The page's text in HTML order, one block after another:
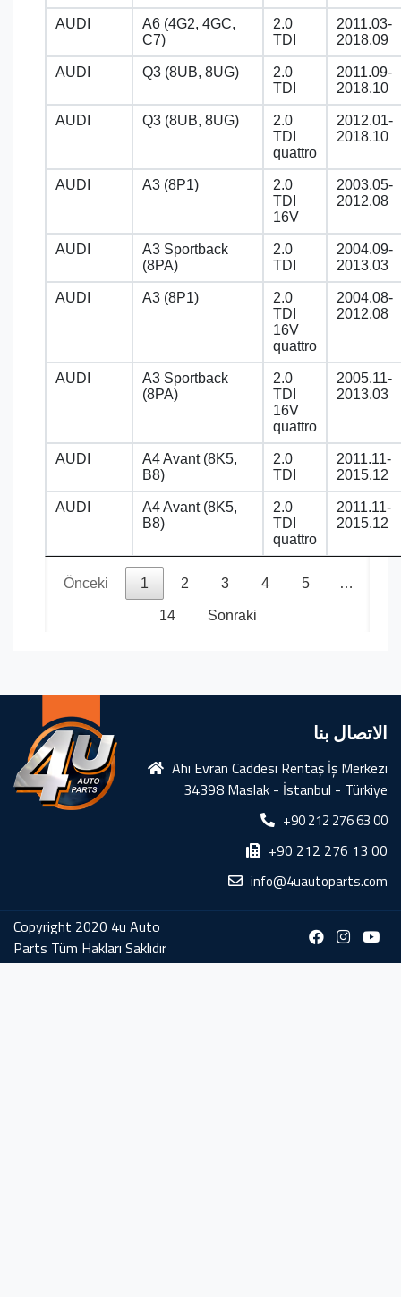
AUDI
A6 (4G2, 4GC,
C7)
2.0
TDI
2011.03-
2018.09
AUDI Q3 (8UB, 8UG)
2.0
TDI
2011.09-
2018.10
AUDI Q3 (8UB, 8UG)
2.0
TDI
quattro
2012.01-
2018.10
AUDI A3 (8P1)
2.0
TDI
16V
2003.05-
2012.08
AUDI
A3 Sportback
(8PA)
2.0
TDI
2004.09-
2013.03
AUDI A3 (8P1)
2.0
TDI
16V
quattro
2004.08-
2012.08
AUDI
A3 Sportback
(8PA)
2.0
TDI
16V
quattro
2005.11-
2013.03
AUDI
A4 Avant (8K5,
B8)
2.0
TDI
2011.11-
2015.12
AUDI
A4 Avant (8K5,
B8)
2.0
TDI
quattro
2011.11-
2015.12
Önceki 1 2 3 4 5 …
14 Sonraki
الاتصال بنا
Ahi Evran Caddesi Rentaş İş Merkezi
34398 Maslak - İstanbul - Türkiye
+90 212 276 63 00
+90 212 276 13 00
info@4uautoparts.com
Copyright 2020 4u Auto
Parts Tüm Hakları Saklıdır